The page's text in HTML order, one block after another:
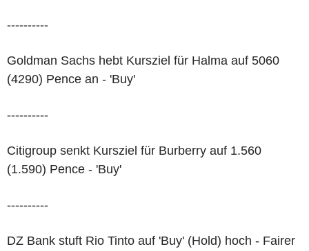
----------
Goldman Sachs hebt Kursziel für Halma auf 5060
(4290) Pence an - 'Buy'
----------
Citigroup senkt Kursziel für Burberry auf 1.560
(1.590) Pence - 'Buy'
----------
DZ Bank stuft Rio Tinto auf 'Buy' (Hold) hoch - Fairer